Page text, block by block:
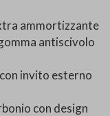
ammortizzante
antiscivolo
invito esterno
con design